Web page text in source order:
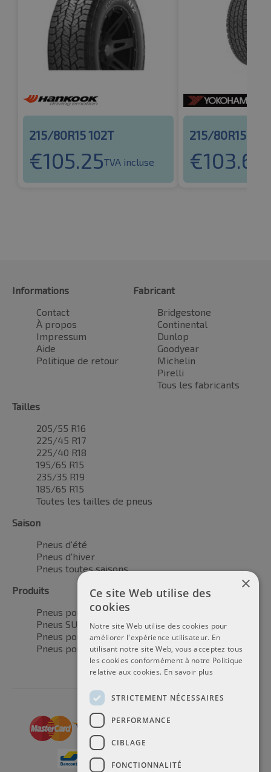
215/80R15 102T
€105.25TVA incluse
215/80R15
€103.69
Informations
Contact
À propos
Impressum
Aide
Politique de retour
Fabricant
Bridgestone
Continental
Dunlop
Goodyear
Michelin
Pirelli
Tous les fabricants
Tailles
205/55 R16
225/45 R17
225/40 R18
195/65 R15
235/35 R19
185/65 R15
Toutes les tailles de pneus
Saison
Pneus d'été
Pneus d'hiver
Pneus toutes saisons
Produits
Pneus pour voitures
Pneus SUV / 4x4
Pneus pour camionnettes
Pneus pour motos
×
Ce site Web utilise des
cookies
Notre site Web utilise des cookies pour
améliorer l'expérience utilisateur. En
utilisant notre site Web, vous acceptez tous
les cookies conformément à notre Politique
relative aux cookies. En savoir plus
STRICTEMENT NÉCESSAIRES
PERFORMANCE
CIBLAGE
FONCTIONNALITÉ